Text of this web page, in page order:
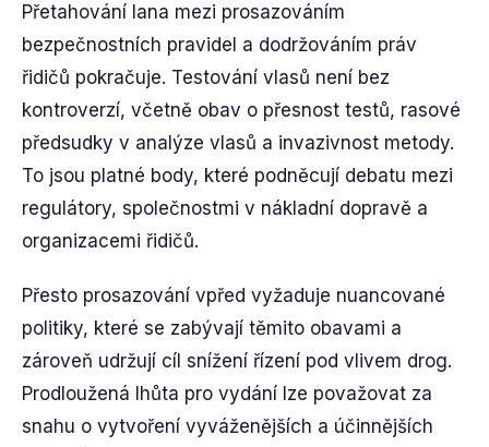
Přetahování lana mezi prosazováním
bezpečnostních pravidel a dodržováním práv
řidičů pokračuje. Testování vlasů není bez
kontroverzí, včetně obav o přesnost testů, rasové
předsudky v analýze vlasů a invazivnost metody.
To jsou platné body, které podněcují debatu mezi
regulátory, společnostmi v nákladní dopravě a
organizacemi řidičů.
Přesto prosazování vpřed vyžaduje nuancované
politiky, které se zabývají těmito obavami a
zároveň udržují cíl snížení řízení pod vlivem drog.
Prodloužená lhůta pro vydání lze považovat za
snahu o vytvoření vyváženějších a účinnějších